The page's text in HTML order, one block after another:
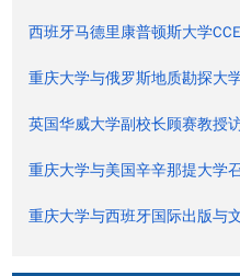
重庆大学与俄罗斯地质勘探大
英国华威大学副校长顾赛教授
重庆大学与美国辛辛那提大学
重庆大学与西班牙国际出版与